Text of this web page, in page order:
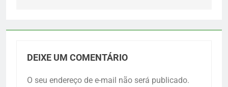
DEIXE UM COMENTÁRIO
O seu endereço de e-mail não será publicado.